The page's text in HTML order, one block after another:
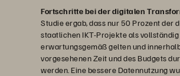
Fortschritte bei der digitalen
Studie ergab, dass nur 50 Prozent der
staatlichen IKT-Projekte als vollständig
erwartungsgemäß gelten und
vorgesehenen Zeit und des Budgets
werden. Eine bessere Datennutzung